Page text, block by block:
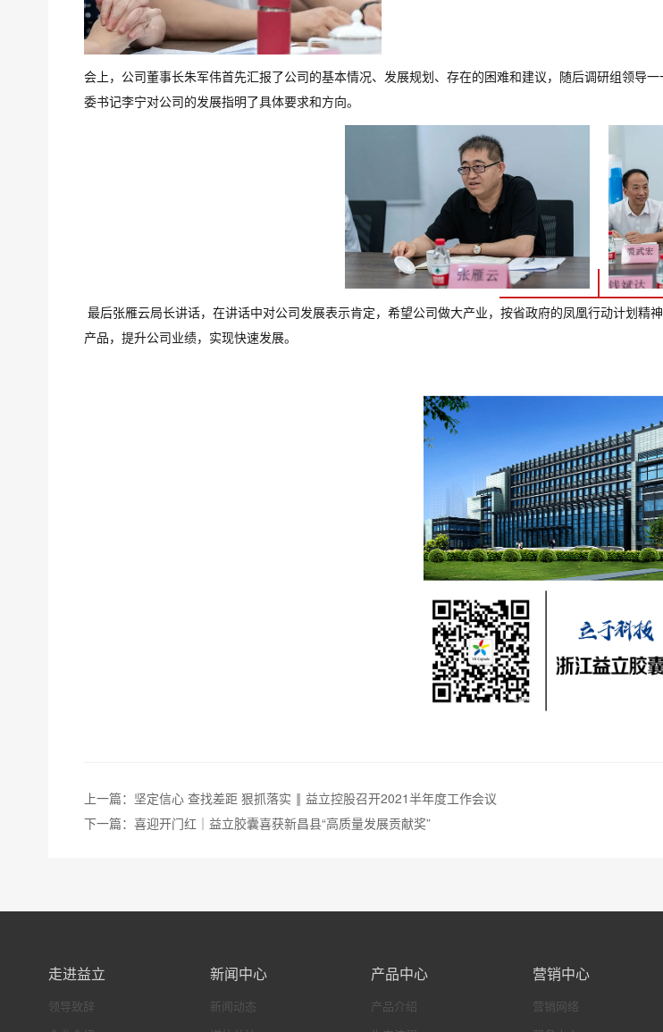
会上，公司董事长朱军伟首先汇报了公司的基本情况、发展规划、存在的困难和建议，随后调研组领导
委书记李宁对公司的发展指明了具体要求和方向。
最后张雁云局长讲话，在讲话中对公司发展表示肯定，希望公司做大产业，按省政府的凤凰行动计划
产品，提升公司业绩，实现快速发展。
上一篇：坚定信心 查找差距 狠抓落实 ‖ 益立控股召开2021半年度工作会议
下一篇：喜迎开门红｜益立胶囊喜获新昌县“高质量发展贡献奖”
走进益立
领导致辞
新闻中心
新闻动态
产品中心
产品介绍
营销中心
营销网络